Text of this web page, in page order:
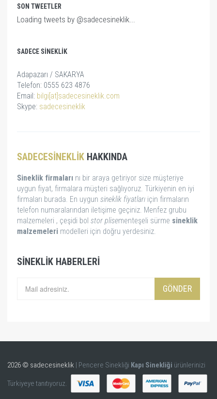
SON TWEETLER
Loading tweets by @sadecesineklik...
SADECE SINEKLIK
Adapazarı / SAKARYA
Telefon: 0555 623 4876
Email: bilgi[at]sadecesineklik.com
Skype: sadecesineklik
SADECESINEKLIK HAKKINDA
Sineklik firmaları nı bir araya getiriyor size müşteriye
uygun fiyat, firmalara müşteri sağlıyoruz. Türkiyenin en iyi
firmaları burada. En uygun sineklik fiyatları için firmaların
telefon numaralarından iletişime geçiniz. Menfez grubu
malzemeleri , çeşidi bol stor plisementeşeli sürme sineklik
malzemeleri modelleri için doğru yerdesiniz.
SINEKLIK HABERLERI
GÖNDER
2026 © sadecesineklik | Pencere Sinekliği Kapı Sinekliği ürünlerinizi
Türkiyeye tanıtıyoruz.